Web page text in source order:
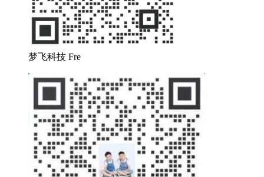
梦飞科技 Fre